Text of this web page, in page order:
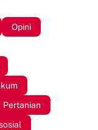
Opini
Pertanian